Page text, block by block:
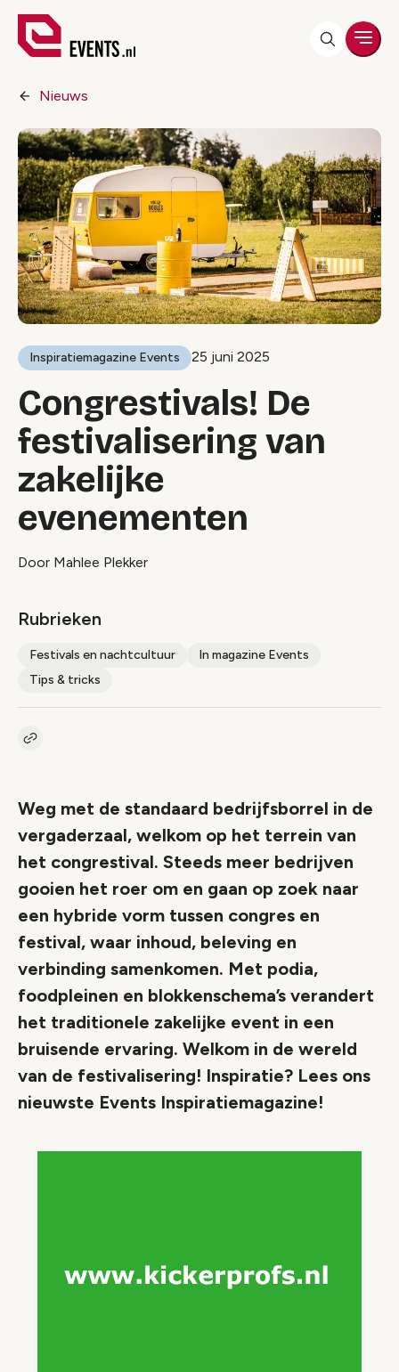
Nieuws
Inspiratiemagazine Events 25 juni 2025
Congrestivals! De
festivalisering van
zakelijke
evenementen
Door Mahlee Plekker
Rubrieken
Festivals en nachtcultuur
In magazine Events
Tips & tricks
Kopieer link naar artikel
Weg met de standaard bedrijfsborrel in de
vergaderzaal, welkom op het terrein van
het congrestival. Steeds meer bedrijven
gooien het roer om en gaan op zoek naar
een hybride vorm tussen congres en
festival, waar inhoud, beleving en
verbinding samenkomen. Met podia,
foodpleinen en blokkenschema’s verandert
het traditionele zakelijke event in een
bruisende ervaring. Welkom in de wereld
van de festivalisering! Inspiratie? Lees ons
nieuwste Events Inspiratiemagazine!